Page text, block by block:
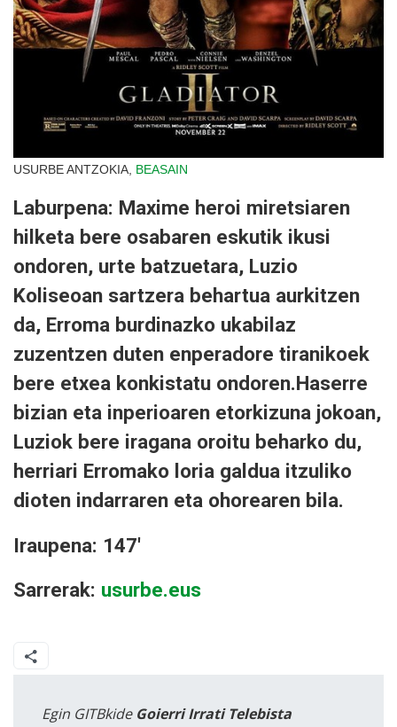
USURBE ANTZOKIA, BEASAIN
Laburpena: Maxime heroi miretsiaren
hilketa bere osabaren eskutik ikusi
ondoren, urte batzuetara, Luzio
Koliseoan sartzera behartua aurkitzen
da, Erroma burdinazko ukabilaz
zuzentzen duten enperadore tiranikoek
bere etxea konkistatu ondoren.Haserre
bizian eta inperioaren etorkizuna jokoan,
Luziok bere iragana oroitu beharko du,
herriari Erromako loria galdua itzuliko
dioten indarraren eta ohorearen bila.
Iraupena: 147'
Sarrerak: usurbe.eus
Egin GITBkide Goierri Irrati Telebista